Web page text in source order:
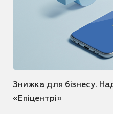
Знижка для бізнесу.
«Епіцентрі»